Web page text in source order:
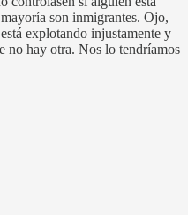
son inmigrantes. Ojo,
explotando injustamente y
no hay otra. Nos lo tendríamos